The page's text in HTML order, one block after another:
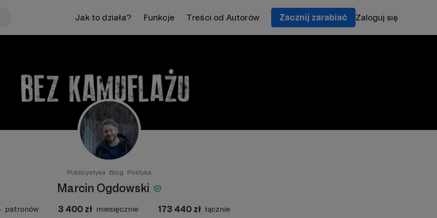
Jak to działa? Funkcje Treści od Autorów Zacznij zarabiać Zaloguj się
Publicystyka Blog Polityka
Marcin Ogdowski
patronów 3 400 zł miesięcznie 173 440 zł łącznie